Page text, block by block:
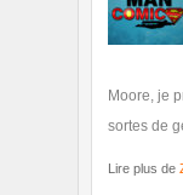
Moore, je
sortes de
Lire plus de